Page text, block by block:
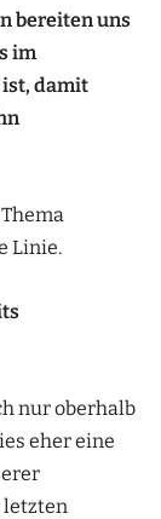
bereiten uns
im
damit
Linie.
nur oberhalb
eher eine
letzten